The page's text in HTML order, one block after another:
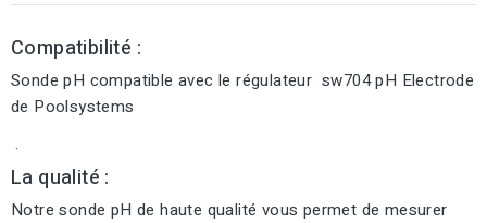
Compatibilité :
Sonde pH compatible avec le régulateur sw704 pH Electrode
de Poolsystems
.
La qualité :
Notre sonde pH de haute qualité vous permet de mesurer